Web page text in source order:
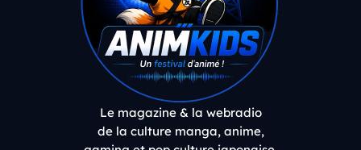
Le magazine & la webradio
de la culture manga, anime,